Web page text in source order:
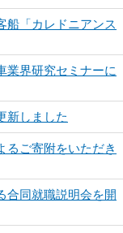
船「カレドニアンス
業界研究セミナーに
新しました
るご寄附をいただき
合同就職説明会を開